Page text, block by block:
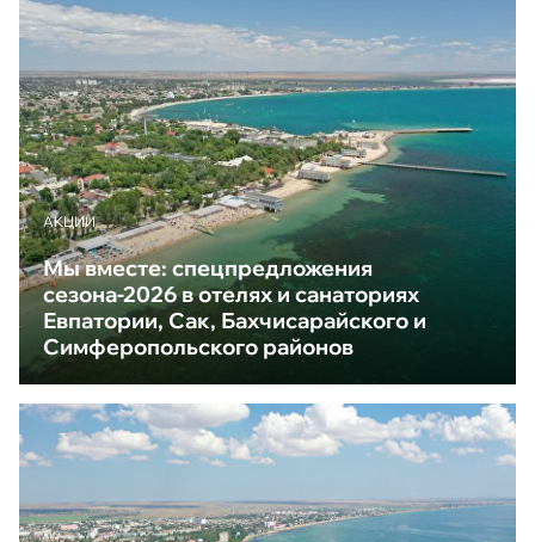
АКЦИИ
Мы вместе: спецпредложения
сезона-2026 в отелях и санаториях
Евпатории, Сак, Бахчисарайского и
Симферопольского районов